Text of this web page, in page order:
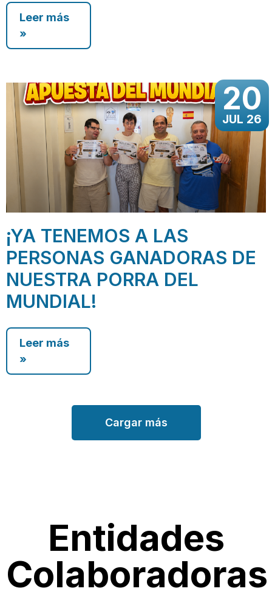
Leer más
»
20
JUL 26
¡YA TENEMOS A LAS
PERSONAS GANADORAS DE
NUESTRA PORRA DEL
MUNDIAL!
Leer más
»
Cargar más
Entidades
Colaboradoras